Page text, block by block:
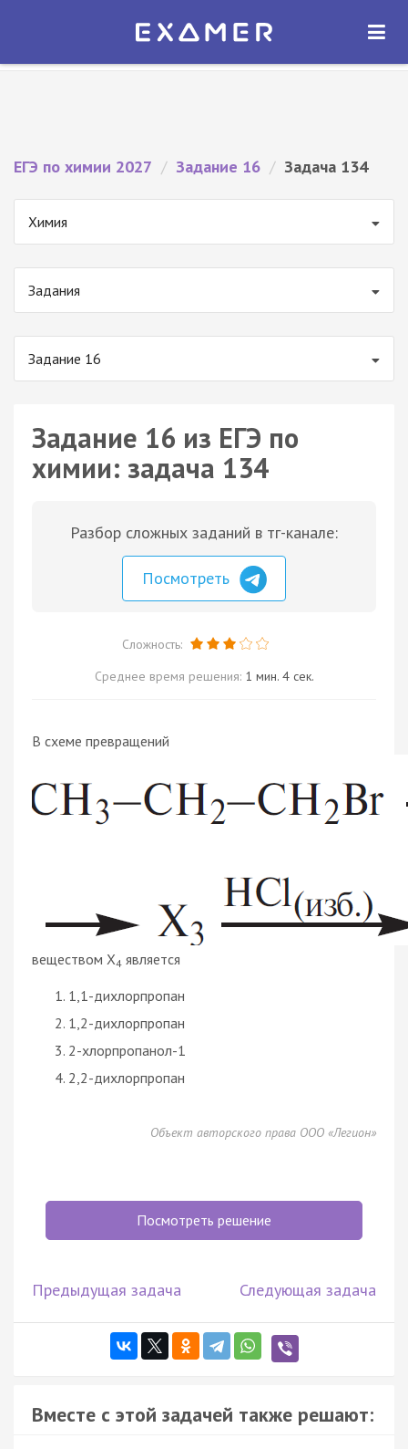
Экзамер — ЕГЭ 2027
ОТКРЫТЬ
ЕГЭ по химии 2027 / Задание 16 / Задача 134
Химия
Задания
Задание 16
Задание 16 из ЕГЭ по
химии: задача 134
Разбор сложных заданий в тг-канале:
Посмотреть
Сложность:
Среднее время решения: 1 мин. 4 сек.
В схеме превращений
веществом X4 является
1,1-дихлорпропан
1,2-дихлорпропан
2-хлорпропанол-1
2,2-дихлорпропан
Объект авторского права ООО «Легион»
Посмотреть решение
Предыдущая задача Следующая задача
Вместе с этой задачей также решают: